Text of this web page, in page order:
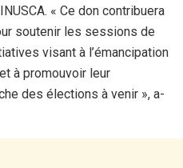
« Ce don contribuera
soutenir les sessions de
visant à l’émancipation
à promouvoir leur
des élections à venir », a-